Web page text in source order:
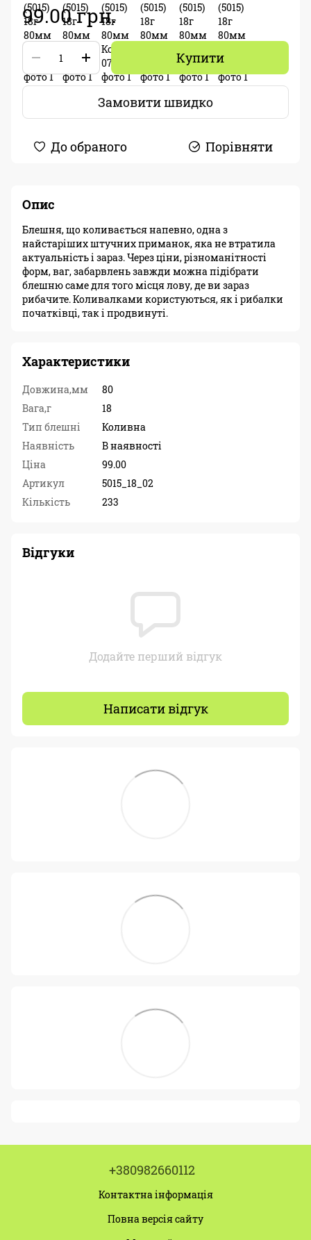
99.00 грн.
Купити
Замовити швидко
До обраного Порівняти
Опис
Блешня, що коливається напевно, одна з
найстаріших штучних приманок, яка не втратила
актуальність і зараз. Через ціни, різноманітності
форм, ваг, забарвлень завжди можна підібрати
блешню саме для того місця лову, де ви зараз
рибачите. Коливалками користуються, як і рибалки
початківці, так і продвинуті.
Характеристики
Довжина,мм
80
Вага,г
18
Тип блешні
Коливна
Наявність
В наявності
Ціна
99.00
Артикул
5015_18_02
Кількість
233
Відгуки
Додайте перший відгук
Написати відгук
+380982660112
Контактна інформація
Повна версія сайту